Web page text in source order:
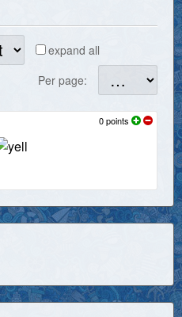
expand all
Per page:
0points